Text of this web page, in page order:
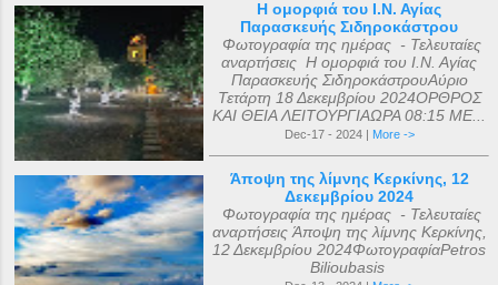
Η ομορφιά του Ι.Ν. Αγίας
Παρασκευής Σιδηροκάστρου
Φωτογραφία της ημέρας - Τελευταίες
αναρτήσεις Η ομορφιά του Ι.Ν. Αγίας
Παρασκευής ΣιδηροκάστρουΑύριο
Τετάρτη 18 Δεκεμβρίου 2024ΟΡΘΡΟΣ
ΚΑΙ ΘΕΙΑ ΛΕΙΤΟΥΡΓΙΑΩΡΑ 08:15 ΜΕ...
Dec-17 - 2024 | More ->
Άποψη της λίμνης Κερκίνης, 12
Δεκεμβρίου 2024
Φωτογραφία της ημέρας - Τελευταίες
αναρτήσεις Άποψη της λίμνης Κερκίνης,
12 Δεκεμβρίου 2024ΦωτογραφίαPetros
Bilioubasis